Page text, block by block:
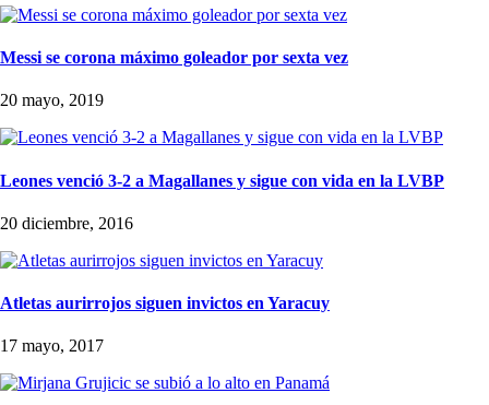
Messi se corona máximo goleador por sexta vez
20 mayo, 2019
Leones venció 3-2 a Magallanes y sigue con vida en la LVBP
20 diciembre, 2016
Atletas aurirrojos siguen invictos en Yaracuy
17 mayo, 2017